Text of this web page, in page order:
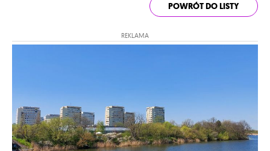
POWRÓT DO LISTY
REKLAMA